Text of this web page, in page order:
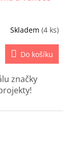
Skladem (4 ks)
Do košíku
značky